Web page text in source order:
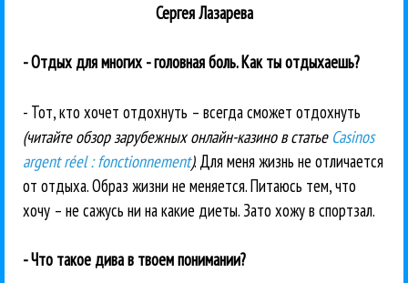
Сергея Лазарева
- Отдых для многих - головная боль. Как ты отдыхаешь?
- Тот, кто хочет отдохнуть – всегда сможет отдохнуть
(читайте обзор зарубежных онлайн-казино в статье Casinos
argent réel : fonctionnement). Для меня жизнь не отличается
от отдыха. Образ жизни не меняется. Питаюсь тем, что
хочу – не сажусь ни на какие диеты. Зато хожу в спортзал.
- Что такое дива в твоем понимании?